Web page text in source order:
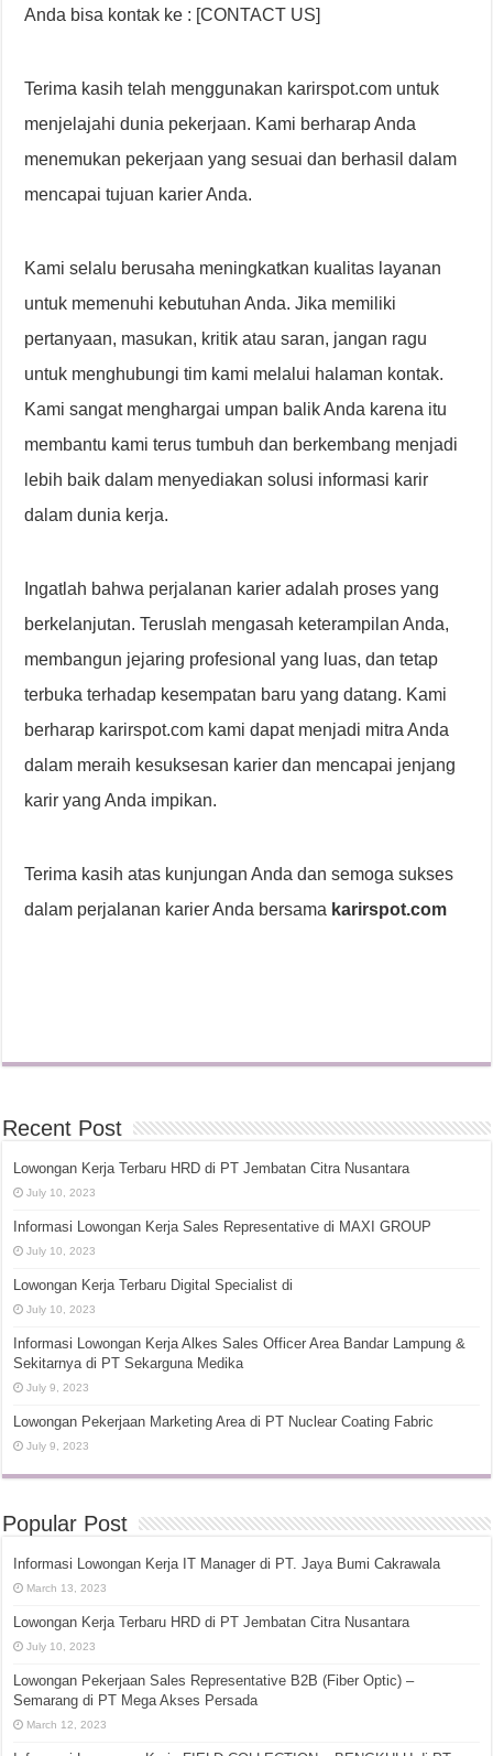
Anda bisa kontak ke : [CONTACT US]
Terima kasih telah menggunakan karirspot.com untuk
menjelajahi dunia pekerjaan. Kami berharap Anda
menemukan pekerjaan yang sesuai dan berhasil dalam
mencapai tujuan karier Anda.
Kami selalu berusaha meningkatkan kualitas layanan
untuk memenuhi kebutuhan Anda. Jika memiliki
pertanyaan, masukan, kritik atau saran, jangan ragu
untuk menghubungi tim kami melalui halaman kontak.
Kami sangat menghargai umpan balik Anda karena itu
membantu kami terus tumbuh dan berkembang menjadi
lebih baik dalam menyediakan solusi informasi karir
dalam dunia kerja.
Ingatlah bahwa perjalanan karier adalah proses yang
berkelanjutan. Teruslah mengasah keterampilan Anda,
membangun jejaring profesional yang luas, dan tetap
terbuka terhadap kesempatan baru yang datang. Kami
berharap karirspot.com kami dapat menjadi mitra Anda
dalam meraih kesuksesan karier dan mencapai jenjang
karir yang Anda impikan.
Terima kasih atas kunjungan Anda dan semoga sukses
dalam perjalanan karier Anda bersama karirspot.com
Recent Post
Lowongan Kerja Terbaru HRD di PT Jembatan Citra Nusantara
July 10, 2023
Informasi Lowongan Kerja Sales Representative di MAXI GROUP
July 10, 2023
Lowongan Kerja Terbaru Digital Specialist di
July 10, 2023
Informasi Lowongan Kerja Alkes Sales Officer Area Bandar Lampung &
Sekitarnya di PT Sekarguna Medika
July 9, 2023
Lowongan Pekerjaan Marketing Area di PT Nuclear Coating Fabric
July 9, 2023
Popular Post
Informasi Lowongan Kerja IT Manager di PT. Jaya Bumi Cakrawala
March 13, 2023
Lowongan Kerja Terbaru HRD di PT Jembatan Citra Nusantara
July 10, 2023
Lowongan Pekerjaan Sales Representative B2B (Fiber Optic) –
Semarang di PT Mega Akses Persada
March 12, 2023